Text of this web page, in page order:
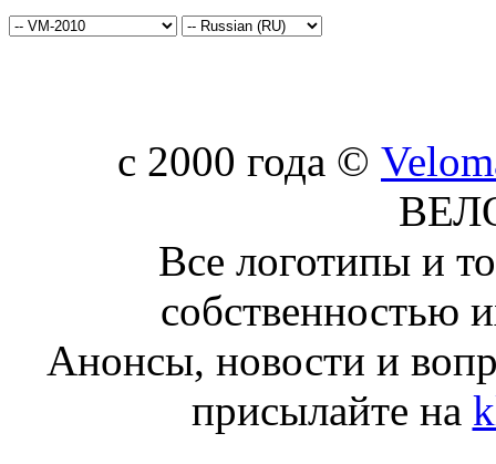
c 2000 года ©
Все логотипы и
собственностью
Анонсы, новости и
присылайте на